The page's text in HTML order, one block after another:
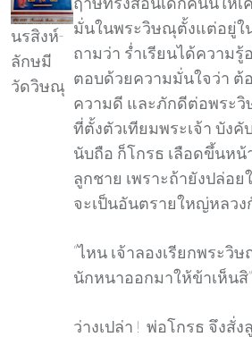
นรสิงห์-
ลักษมี
วัดวิษณุ
มั่นในพระวิษณุตั้งแต่อยู่ใ
ถามว่า ร่ำเรียนได้ความรู้
ตอบด้วยความมั่นใจว่า ต้
ความดี และภักดีต่อพระ
ที่ตั้งตัวเทียมพระเจ้า บังคั
นับถือ ก็โกรธ เลือดขึ้นห
ลูกชาย เพราะถ้ายังปล่อ
จะเป็นอันตรายใหญ่หลว
“ไหน เจ้าลองเรียกพระวิ
นักหนาออกมาให้ข้าเห็นสิ”
ว่างเปล่า ! พ่อโกรธ จึงสั่